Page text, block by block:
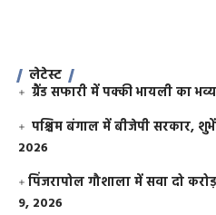
लेटेस्ट
ग्रैंड सफारी में पक्की भायली का
पश्चिम बंगाल में बीजेपी सरकार,
2026
​पिंजरापोल गौशाला में सवा दो
9, 2026